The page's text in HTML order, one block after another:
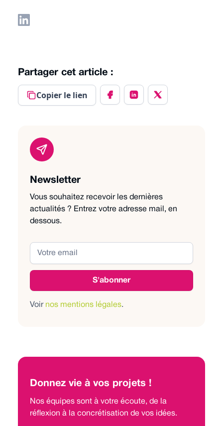
Partager cet article :
Copier le lien
Newsletter
Vous souhaitez recevoir les dernières
actualités ? Entrez votre adresse mail, en
dessous.
Voir nos mentions légales.
Donnez vie à vos projets !
Nos équipes sont à votre écoute, de la
réflexion à la concrétisation de vos idées.